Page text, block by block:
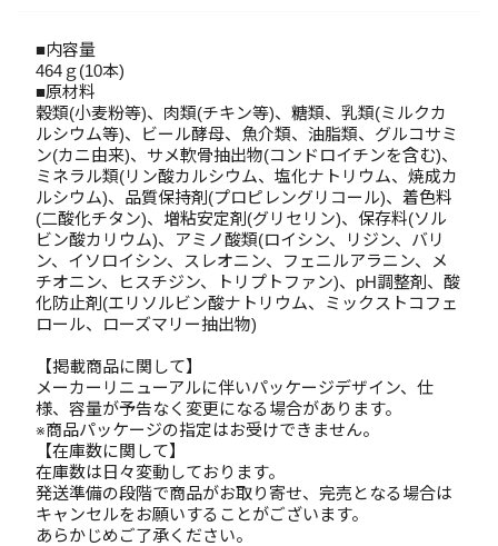
■内容量
464ｇ(10本)
■原材料
穀類(小麦粉等)、肉類(チキン等)、糖類、乳類(ミルクカ
ルシウム等)、ビール酵母、魚介類、油脂類、グルコサミ
ン(カニ由来)、サメ軟骨抽出物(コンドロイチンを含む)、
ミネラル類(リン酸カルシウム、塩化ナトリウム、焼成カ
ルシウム)、品質保持剤(プロピレングリコール)、着色料
(二酸化チタン)、増粘安定剤(グリセリン)、保存料(ソル
ビン酸カリウム)、アミノ酸類(ロイシン、リジン、バリ
ン、イソロイシン、スレオニン、フェニルアラニン、メ
チオニン、ヒスチジン、トリプトファン)、pH調整剤、酸
化防止剤(エリソルビン酸ナトリウム、ミックストコフェ
ロール、ローズマリー抽出物)
【掲載商品に関して】
メーカーリニューアルに伴いパッケージデザイン、仕
様、容量が予告なく変更になる場合があります。
※商品パッケージの指定はお受けできません。
【在庫数に関して】
在庫数は日々変動しております。
発送準備の段階で商品がお取り寄せ、完売となる場合は
キャンセルをお願いすることがございます。
あらかじめご了承ください。